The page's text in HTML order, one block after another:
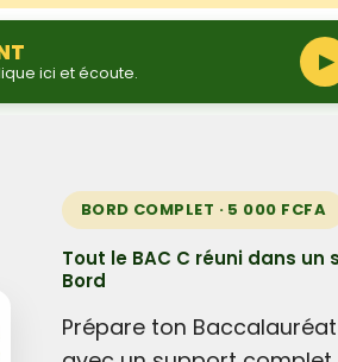
ici et écoute. ▶
BORD COMPLET · 5 000 FCFA
Tout le BAC C réuni dans un
Bord
Prépare ton